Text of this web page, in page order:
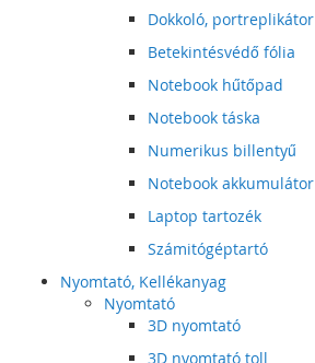
Dokkoló, portreplikátor
Betekintésvédő fólia
Notebook hűtőpad
Notebook táska
Numerikus billentyű
Notebook akkumulátor
Laptop tartozék
Számitógéptartó
Nyomtató, Kellékanyag
Nyomtató
3D nyomtató
3D nyomtató toll